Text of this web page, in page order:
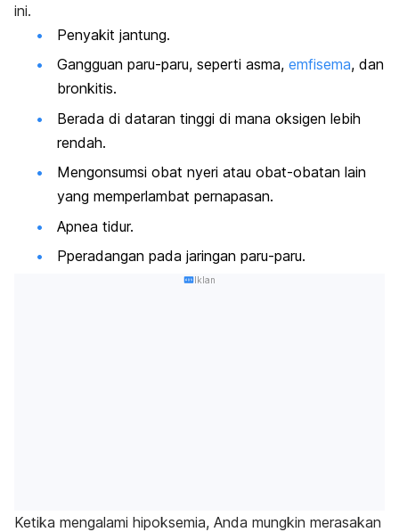
ini.
Penyakit jantung.
Gangguan paru-paru, seperti asma, emfisema, dan
bronkitis.
Berada di dataran tinggi di mana oksigen lebih
rendah.
Mengonsumsi obat nyeri atau obat-obatan lain
yang memperlambat pernapasan.
Apnea tidur.
Pperadangan pada jaringan paru-paru.
Iklan
Ketika mengalami hipoksemia, Anda mungkin merasakan